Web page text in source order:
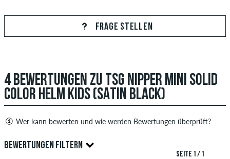
FRAGE STELLEN
4 BEWERTUNGEN ZU TSG NIPPER MINI SOLID
COLOR HELM KIDS (SATIN BLACK)
Wer kann bewerten und wie werden Bewertungen überprüft?
Nur Personen mit einem skatedeluxe Kundenkonto können
Bewertungen abgeben. Diese werden erst nach unserer
BEWERTUNGEN FILTERN
SEITE 1 / 1